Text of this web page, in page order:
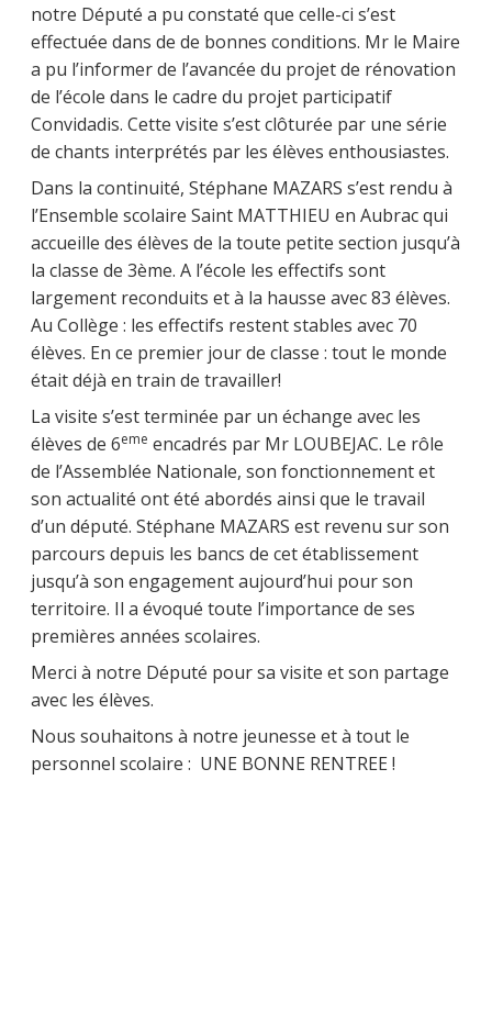
notre Député a pu constaté que celle-ci s’est
effectuée dans de de bonnes conditions. Mr le Maire
a pu l’informer de l’avancée du projet de rénovation
de l’école dans le cadre du projet participatif
Convidadis. Cette visite s’est clôturée par une série
de chants interprétés par les élèves enthousiastes.
Dans la continuité, Stéphane MAZARS s’est rendu à
l’Ensemble scolaire Saint MATTHIEU en Aubrac qui
accueille des élèves de la toute petite section jusqu’à
la classe de 3ème. A l’école les effectifs sont
largement reconduits et à la hausse avec 83 élèves.
Au Collège : les effectifs restent stables avec 70
élèves. En ce premier jour de classe : tout le monde
était déjà en train de travailler!
La visite s’est terminée par un échange avec les
élèves de 6eme encadrés par Mr LOUBEJAC. Le rôle
de l’Assemblée Nationale, son fonctionnement et
son actualité ont été abordés ainsi que le travail
d’un député. Stéphane MAZARS est revenu sur son
parcours depuis les bancs de cet établissement
jusqu’à son engagement aujourd’hui pour son
territoire. Il a évoqué toute l’importance de ses
premières années scolaires.
Merci à notre Député pour sa visite et son partage
avec les élèves.
Nous souhaitons à notre jeunesse et à tout le
personnel scolaire : UNE BONNE RENTREE !